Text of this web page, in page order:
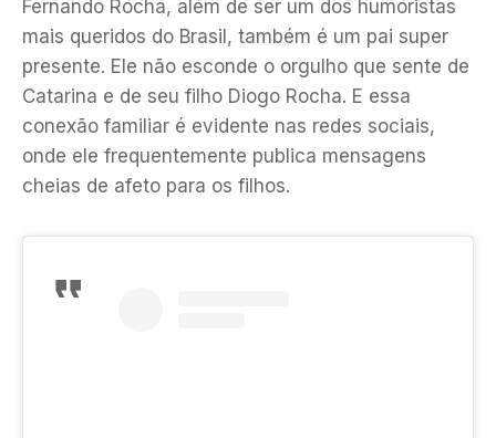
Fernando Rocha, além de ser um dos humoristas
mais queridos do Brasil, também é um pai super
presente. Ele não esconde o orgulho que sente de
Catarina e de seu filho Diogo Rocha. E essa
conexão familiar é evidente nas redes sociais,
onde ele frequentemente publica mensagens
cheias de afeto para os filhos.